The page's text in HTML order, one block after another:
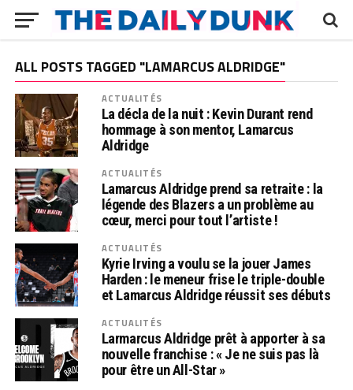
ALL POSTS TAGGED "LAMARCUS ALDRIDGE"
ACTUALITÉS
La décla de la nuit : Kevin Durant rend
hommage à son mentor, Lamarcus
Aldridge
ACTUALITÉS
Lamarcus Aldridge prend sa retraite : la
légende des Blazers a un problème au
cœur, merci pour tout l’artiste !
ACTUALITÉS
Kyrie Irving a voulu se la jouer James
Harden : le meneur frise le triple-double
et Lamarcus Aldridge réussit ses débuts
ACTUALITÉS
Larmarcus Aldridge prêt à apporter à sa
nouvelle franchise : « Je ne suis pas là
pour être un All-Star »